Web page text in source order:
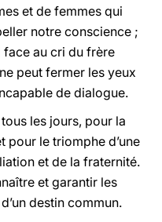
et de femmes qui
notre conscience ;
face au cri du frère
peut fermer les yeux
de dialogue.
les jours, pour la
pour le triomphe d’une
et de la fraternité.
et garantir les
destin commun.